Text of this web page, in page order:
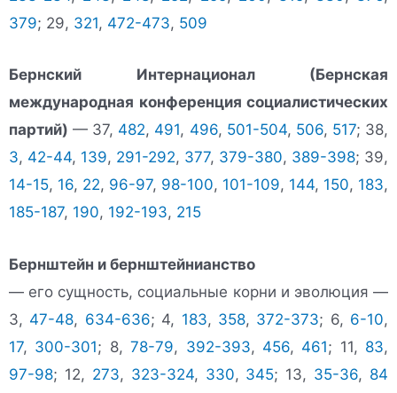
379; 29, 321, 472-473, 509
Бернский Интернационал (Бернская
международная конференция социалистических
партий) — 37, 482, 491, 496, 501-504, 506, 517; 38,
3, 42-44, 139, 291-292, 377, 379-380, 389-398; 39,
14-15, 16, 22, 96-97, 98-100, 101-109, 144, 150, 183,
185-187, 190, 192-193, 215
Бернштейн и бернштейнианство
— его сущность, социальные корни и эволюция —
3, 47-48, 634-636; 4, 183, 358, 372-373; 6, 6-10,
17, 300-301; 8,78-79, 392-393, 456, 461; 11, 83,
97-98; 12, 273, 323-324, 330, 345; 13, 35-36, 84